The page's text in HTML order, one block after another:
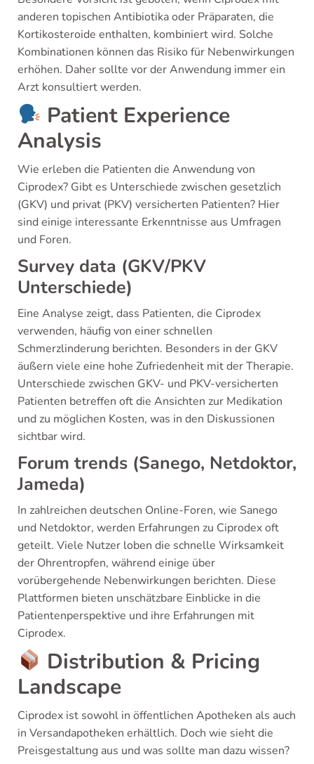
anderen topischen Antibiotika oder Präparaten, die
Kortikosteroide enthalten, kombiniert wird. Solche
Kombinationen können das Risiko für Nebenwirkungen
erhöhen. Daher sollte vor der Anwendung immer ein
Arzt konsultiert werden.
Patient Experience
Analysis
Wie erleben die Patienten die Anwendung von
Ciprodex? Gibt es Unterschiede zwischen gesetzlich
(GKV) und privat (PKV) versicherten Patienten? Hier
sind einige interessante Erkenntnisse aus Umfragen
und Foren.
Survey data (GKV/PKV
Unterschiede)
Eine Analyse zeigt, dass Patienten, die Ciprodex
verwenden, häufig von einer schnellen
Schmerzlinderung berichten. Besonders in der GKV
äußern viele eine hohe Zufriedenheit mit der Therapie.
Unterschiede zwischen GKV- und PKV-versicherten
Patienten betreffen oft die Ansichten zur Medikation
und zu möglichen Kosten, was in den Diskussionen
sichtbar wird.
Forum trends (Sanego, Netdoktor,
Jameda)
In zahlreichen deutschen Online-Foren, wie Sanego
und Netdoktor, werden Erfahrungen zu Ciprodex oft
geteilt. Viele Nutzer loben die schnelle Wirksamkeit
der Ohrentropfen, während einige über
vorübergehende Nebenwirkungen berichten. Diese
Plattformen bieten unschätzbare Einblicke in die
Patientenperspektive und ihre Erfahrungen mit
Ciprodex.
Distribution & Pricing
Landscape
Ciprodex ist sowohl in öffentlichen Apotheken als auch
in Versandapotheken erhältlich. Doch wie sieht die
Preisgestaltung aus und was sollte man dazu wissen?